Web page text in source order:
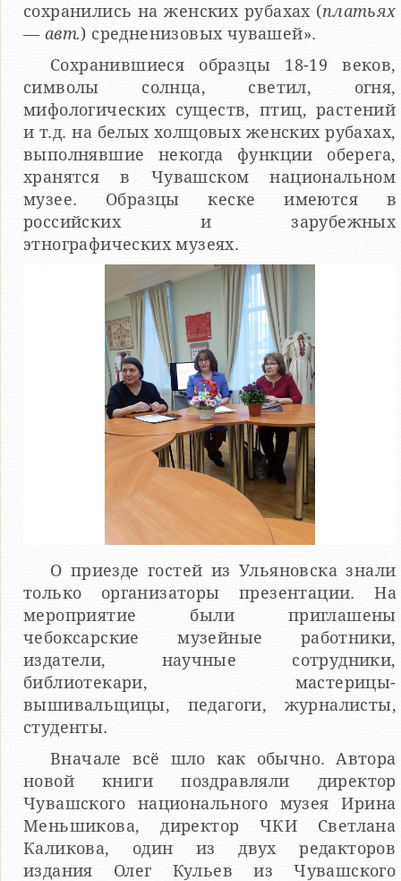
сохранились на женских рубахах (платьях
— авт.) средненизовых чувашей».
Сохранившиеся образцы 18-19 веков,
символы солнца, светил, огня,
мифологических существ, птиц, растений
и т.д. на белых холщовых женских рубахах,
выполнявшие некогда функции оберега,
хранятся в Чувашском национальном
музее. Образцы кеске имеются в
российских и зарубежных
этнографических музеях.
О приезде гостей из Ульяновска знали
только организаторы презентации. На
мероприятие были приглашены
чебоксарские музейные работники,
издатели, научные сотрудники,
библиотекари, мастерицы-
вышивальщицы, педагоги, журналисты,
студенты.
Вначале всё шло как обычно. Автора
новой книги поздравляли директор
Чувашского национального музея Ирина
Меньшикова, директор ЧКИ Светлана
Каликова, один из двух редакторов
издания Олег Кульев из Чувашского